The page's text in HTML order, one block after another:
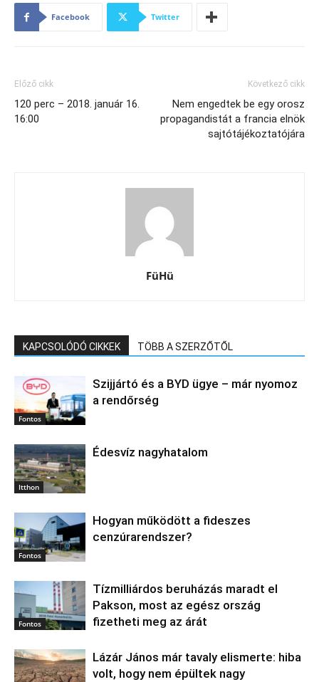
Facebook Twitter
Előző cikk
120 perc – 2018. január 16.
16:00
Következő cikk
Nem engedtek be egy orosz
propagandistát a francia elnök
sajtótájékoztatójára
FüHü
KAPCSOLÓDÓ CIKKEK TÖBB A SZERZŐTŐL
Fontos
Szijjártó és a BYD ügye – már nyomoz
a rendőrség
Itthon
Édesvíz nagyhatalom
Fontos
Hogyan működött a fideszes
cenzúrarendszer?
Fontos
Tízmilliárdos beruházás maradt el
Pakson, most az egész ország
fizetheti meg az árát
Lázár János már tavaly elismerte: hiba
volt, hogy nem épültek nagy